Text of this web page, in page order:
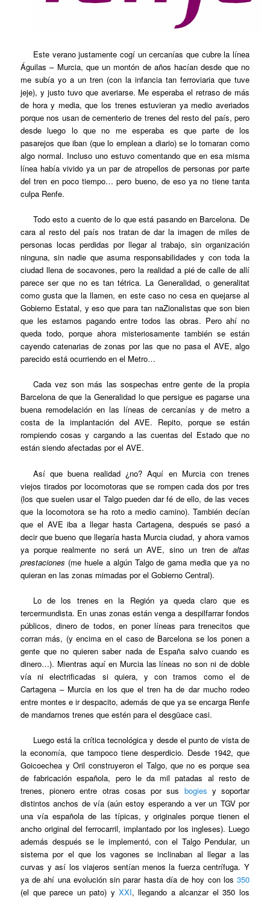
Este verano justamente cogí un cercanías que cubre la línea
Águilas – Murcia, que un montón de años hacían desde que no
me subía yo a un tren (con la infancia tan ferroviaria que tuve
jeje), y justo tuvo que averiarse. Me esperaba el retraso de más
de hora y media, que los trenes estuvieran ya medio averiados
porque nos usan de cementerio de trenes del resto del país, pero
desde luego lo que no me esperaba es que parte de los
pasarejos que iban (que lo emplean a diario) se lo tomaran como
algo normal. Incluso uno estuvo comentando que en esa misma
línea había vivido ya un par de atropellos de personas por parte
del tren en poco tiempo… pero bueno, de eso ya no tiene tanta
culpa Renfe.
Todo esto a cuento de lo que está pasando en Barcelona. De
cara al resto del país nos tratan de dar la imagen de miles de
personas locas perdidas por llegar al trabajo, sin organización
ninguna, sin nadie que asuma responsabilidades y con toda la
ciudad llena de socavones, pero la realidad a pié de calle de allí
parece ser que no es tan tétrica. La Generalidad, o generalitat
como gusta que la llamen, en este caso no cesa en quejarse al
Gobierno Estatal, y eso que para tan naZionalistas que son bien
que les estamos pagando entre todos las obras. Pero ahí no
queda todo, porque ahora misteriosamente también se están
cayendo catenarias de zonas por las que no pasa el AVE, algo
parecido está ocurriendo en el Metro…
Cada vez son más las sospechas entre gente de la propia
Barcelona de que la Generalidad lo que persigue es pagarse una
buena remodelación en las líneas de cercanías y de metro a
costa de la implantación del AVE. Repito, porque se están
rompiendo cosas y cargando a las cuentas del Estado que no
están siendo afectadas por el AVE.
Así que buena realidad ¿no? Aquí en Murcia con trenes
viejos tirados por locomotoras que se rompen cada dos por tres
(los que suelen usar el Talgo pueden dar fé de ello, de las veces
que la locomotora se ha roto a medio camino). También decían
que el AVE iba a llegar hasta Cartagena, después se pasó a
decir que bueno que llegaría hasta Murcia ciudad, y ahora vamos
ya porque realmente no será un AVE, sino un tren de altas
prestaciones (me huele a algún Talgo de gama media que ya no
quieran en las zonas mimadas por el Gobierno Central).
Lo de los trenes en la Región ya queda claro que es
tercermundista. En unas zonas están venga a despilfarrar fondos
públicos, dinero de todos, en poner líneas para trenecitos que
corran más, (y encima en el caso de Barcelona se los ponen a
gente que no quieren saber nada de España salvo cuando es
dinero…). Mientras aquí en Murcia las líneas no son ni de doble
vía ni electrificadas si quiera, y con tramos como el de
Cartagena – Murcia en los que el tren ha de dar mucho rodeo
entre montes e ir despacito, además de que ya se encarga Renfe
de mandarnos trenes que estén para el desgüace casi.
Luego está la crítica tecnológica y desde el punto de vista de
la economía, que tampoco tiene desperdicio. Desde 1942, que
Goicoechea y Oril construyeron el Talgo, que no es porque sea
de fabricación española, pero le da mil patadas al resto de
trenes, pionero entre otras cosas por sus bogies y soportar
distintos anchos de vía (aún estoy esperando a ver un TGV por
una vía española de las típicas, y originales porque tienen el
ancho original del ferrocarril, implantado por los ingleses). Luego
además después se le implementó, con el Talgo Pendular, un
sistema por el que los vagones se inclinaban al llegar a las
curvas y así los viajeros sentían menos la fuerza centrífuga. Y
ya de ahí una evolución sin parar hasta día de hoy con los 350
(el que parece un pato) y XXI, llegando a alcanzar el 350 los